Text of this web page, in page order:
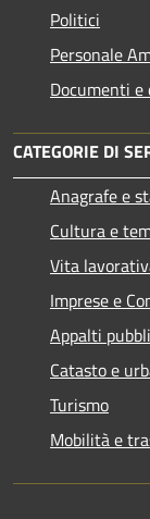
Politici
Personale
Documenti e
CATEGORIE DI
Anagrafe e
Cultura e
Vita
Imprese e
Appalti
Catasto e
Turismo
Mobilità e